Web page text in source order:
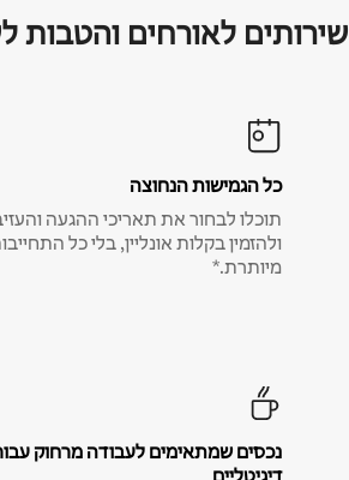
שירותים לאורחים והטבות
כל הגמישות הנחוצה
תוכלו לבחור את תאריכי ההגעה
ולהזמין בקלות אונליין, בלי כל
מיותרת.*
נכסים שמתאימים לעבודה מרחוק עבור